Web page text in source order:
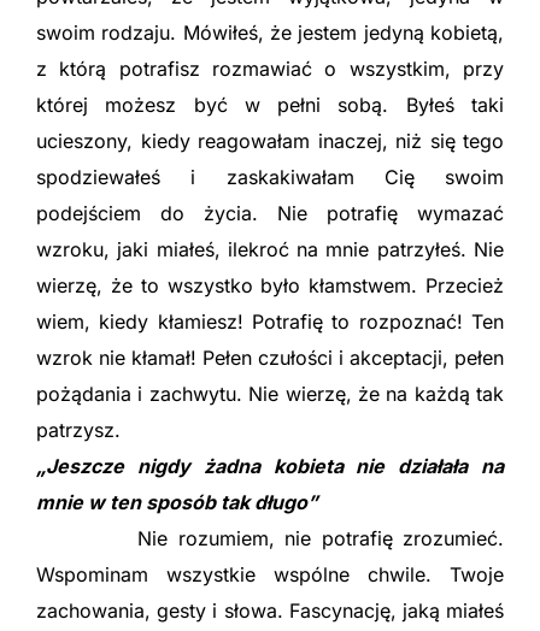
swoim rodzaju. Mówiłeś, że jestem jedyną kobietą,
z którą potrafisz rozmawiać o wszystkim, przy
której możesz być w pełni sobą. Byłeś taki
ucieszony, kiedy reagowałam inaczej, niż się tego
spodziewałeś i zaskakiwałam Cię swoim
podejściem do życia. Nie potrafię wymazać
wzroku, jaki miałeś, ilekroć na mnie patrzyłeś. Nie
wierzę, że to wszystko było kłamstwem. Przecież
wiem, kiedy kłamiesz! Potrafię to rozpoznać! Ten
wzrok nie kłamał! Pełen czułości i akceptacji, pełen
pożądania i zachwytu. Nie wierzę, że na każdą tak
patrzysz.
„Jeszcze nigdy żadna kobieta nie działała na
mnie w ten sposób tak długo”
Nie rozumiem, nie potrafię zrozumieć.
Wspominam wszystkie wspólne chwile. Twoje
zachowania, gesty i słowa. Fascynację, jaką miałeś